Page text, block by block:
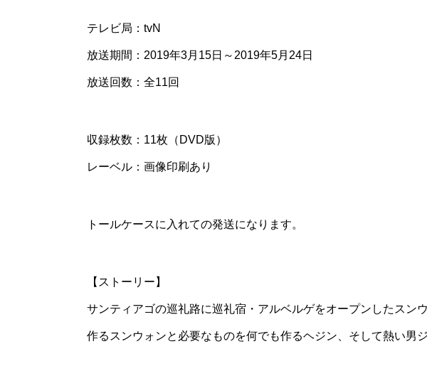
テレビ局：tvN
放送期間：2019年3月15日～2019年5月24日
放送回数：全11回
収録枚数：11枚（DVD版）
レーベル：画像印刷あり
トールケースに入れての発送になります。
【ストーリー】
サンティアゴの巡礼路に巡礼宿・アルベルゲをオープンしたスン
作るスンウォンと必要なものを何でも作るヘジン、そして熱い男